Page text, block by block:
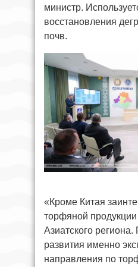
министр.
восстановления
почв.
«Кроме Китая
торфяной
Азиатского региона.
развития именно
направления по